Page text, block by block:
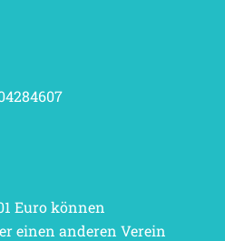
Euro können
einen anderen Verein